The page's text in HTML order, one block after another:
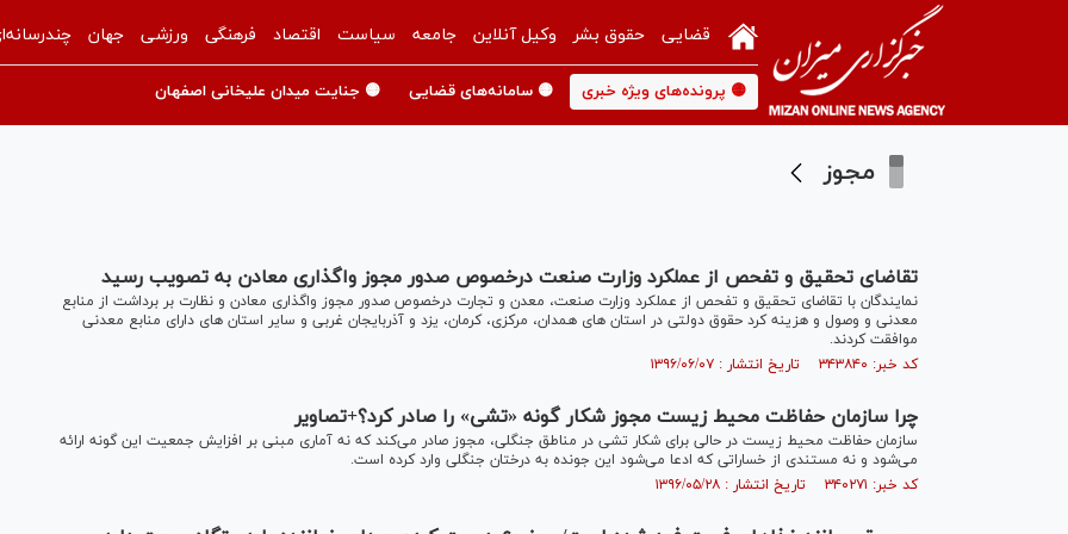
قضایی حقوق بشر وکیل آنلاین جامعه سیاست اقتصاد فرهنگی ورزشی جهان
🟡 پرونده‌های ویژه خبری 🟡 سامانه‌های قضایی 🟡 جنایت میدان علیخانی اصفهان
مجوز
تقاضای تحقیق و تفحص از عملکرد وزارت صنعت درخصوص صدور مجوز واگذاری معادن به تصویب رسید
نمایندگان با تقاضای تحقیق و تفحص از عملکرد وزارت صنعت، معدن و تجارت درخصوص صدور مجوز واگذاری معادن و نظارت بر برداشت از منابع
معدنی و وصول و هزینه کرد حقوق دولتی در استان های همدان، مرکزی، کرمان، یزد و آذربایجان غربی و سایر استان های دارای منابع معدنی
موافقت کردند.
کد خبر: ۳۴۳۸۴۰ تاریخ انتشار : ۱۳۹۶/۰۶/۰۷
چرا سازمان حفاظت محیط زیست مجوز شکار گونه «تشی» را صادر کرد؟+تصاویر
سازمان حفاظت محیط زیست در حالی برای شکار تشی در مناطق جنگلی، مجوز صادر می‌کند که نه آماری مبنی بر افزایش جمعیت این گونه ارائه
می‌شود و نه مستندی از خساراتی که ادعا می‌شود این جونده به درختان جنگلی وارد کرده است.
کد خبر: ۳۴۰۲۷۱ تاریخ انتشار : ۱۳۹۶/۰۵/۲۸